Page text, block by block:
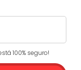
100% seguro!